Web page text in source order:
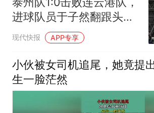
进球队员于子然翻跟头庆
祝
现代快报 APP专享
小伙被女司机追尾，她竟提
生一脸茫然